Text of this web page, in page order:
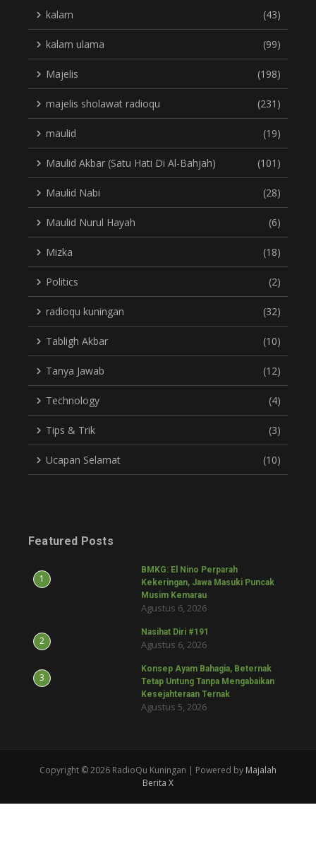
kalam (43)
kalam ulama (99)
Majelis (198)
majelis sholawat radioqu (231)
maulid (19)
Maulid Akbar (Satu Hati Di Al-Bahjah) (101)
Maulid Nabi (28)
Maulid Nurul Hayah (6)
Mizka (18)
Politics (2)
radioqu kuningan (32)
Tabligh Akbar (10)
Tanya Jawab (12)
Technology (4)
Tips & Trik (3)
Ucapan Selamat (10)
Featured Posts
1
BMKG: El Nino Perparah
Kekeringan, Jawa Masuki Puncak
Musim Kemarau
Agustus 6, 2026
2
Nasihat Diri #191
Agustus 6, 2026
3
Konsep Ayam Bahagia, Beternak
Tetap Untung Tanpa Mengabaikan
Kesejahteraan Ternak
Agustus 5, 2026
Copyright © 2026 RadioQu Kuningan | Powered by Majalah
Berita X